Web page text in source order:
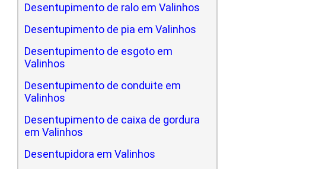
Desentupimento de ralo em Valinhos
Desentupimento de pia em Valinhos
Desentupimento de esgoto em
Valinhos
Desentupimento de conduite em
Valinhos
Desentupimento de caixa de gordura
em Valinhos
Desentupidora em Valinhos